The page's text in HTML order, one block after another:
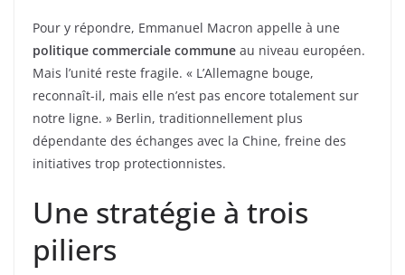
Pour y répondre, Emmanuel Macron appelle à une
politique commerciale commune au niveau européen.
Mais l’unité reste fragile. « L’Allemagne bouge,
reconnaît-il, mais elle n’est pas encore totalement sur
notre ligne. » Berlin, traditionnellement plus
dépendante des échanges avec la Chine, freine des
initiatives trop protectionnistes.
Une stratégie à trois
piliers